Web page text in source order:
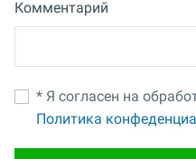
Комментарий
* Я согласен на
Политика